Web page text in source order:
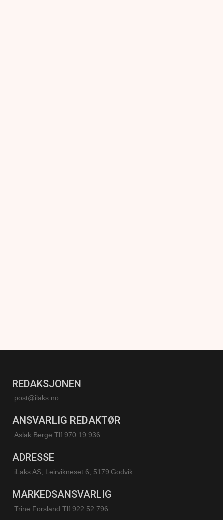
REDAKSJONEN
post@ilaks.no
ANSVARLIG REDAKTØR
Aslak Berge Tlf 970 19 936
ADRESSE
iLaks AS, Leirvikneset 6, 5179 Godvik
MARKEDSANSVARLIG
Trine Forsland Tlf 922 52 796